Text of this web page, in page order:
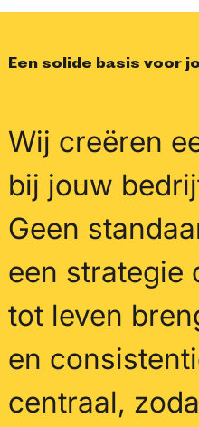
Een solide basis voor
Wij creëren
bij jouw
Geen
een strategie
tot leven
en
centraal,